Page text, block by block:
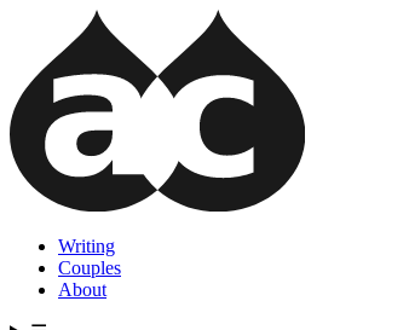
contenido
principal
Navegación
principal
Writing
Couples
About